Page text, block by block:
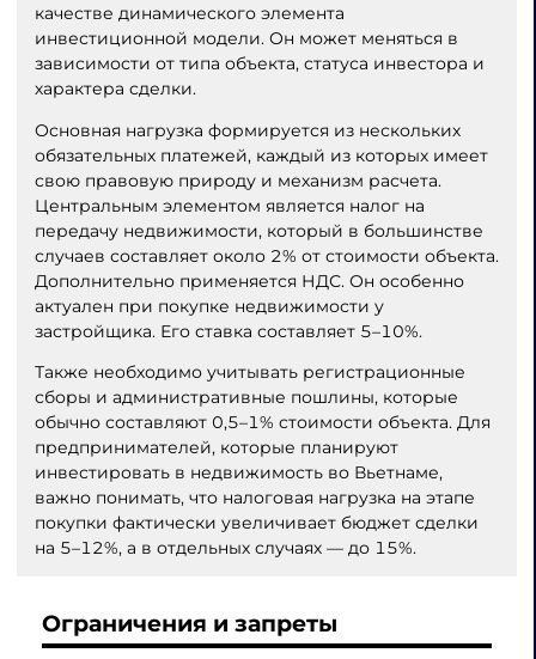
качестве динамического элемента
инвестиционной модели. Он может меняться в
зависимости от типа объекта, статуса инвестора и
характера сделки.
Основная нагрузка формируется из нескольких
обязательных платежей, каждый из которых имеет
свою правовую природу и механизм расчета.
Центральным элементом является налог на
передачу недвижимости, который в большинстве
случаев составляет около 2% от стоимости объекта.
Дополнительно применяется НДС. Он особенно
актуален при покупке недвижимости у
застройщика. Его ставка составляет 5–10%.
Также необходимо учитывать регистрационные
сборы и административные пошлины, которые
обычно составляют 0,5–1% стоимости объекта. Для
предпринимателей, которые планируют
инвестировать в недвижимость во Вьетнаме,
важно понимать, что налоговая нагрузка на этапе
покупки фактически увеличивает бюджет сделки
на 5–12%, а в отдельных случаях — до 15%.
Ограничения и запреты